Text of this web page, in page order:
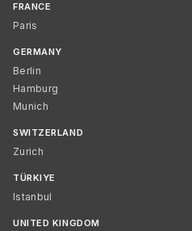
FRANCE
Paris
GERMANY
Berlin
Hamburg
Munich
SWITZERLAND
Zurich
TÜRKIYE
Istanbul
UNITED KINGDOM